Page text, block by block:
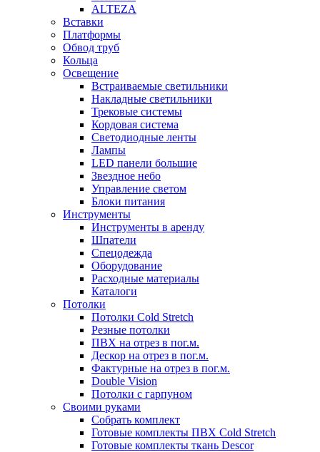
ALTEZA
Вставки
Платформы
Обвод труб
Кольца
Освещение
Встраиваемые светильники
Накладные светильники
Трековые системы
Кордовая система
Светодиодные ленты
Лампы
LED панели большие
Звездное небо
Управление светом
Блоки питания
Инструменты
Инструменты в аренду
Шпатели
Спецодежда
Оборудование
Расходные материалы
Каталоги
Потолки
Потолки Cold Stretch
Резные потолки
ПВХ на отрез в пог.м.
Дескор на отрез в пог.м.
Фактурные на отрез в пог.м.
Double Vision
Потолки с гарпуном
Своими руками
Собрать комплект
Готовые комплекты ПВХ Cold Stretch
Готовые комплекты ткань Descor